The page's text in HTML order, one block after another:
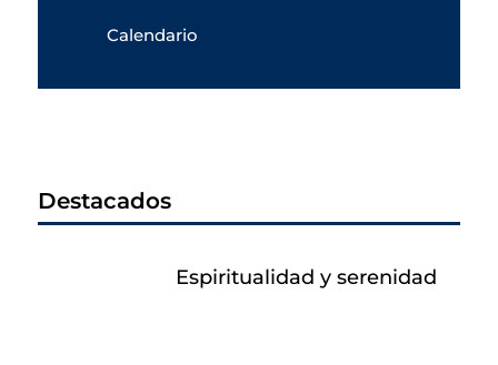
Calendario
Destacados
Espiritualidad y serenidad